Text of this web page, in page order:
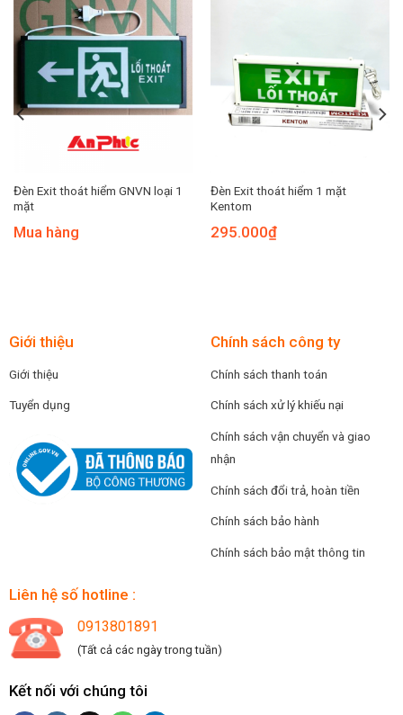
Đèn Exit thoát hiểm GNVN loại 1
mặt
Mua hàng
Đèn Exit thoát hiểm 1 mặt
Kentom
295.000₫
Giới thiệu
Giới thiệu
Tuyển dụng
Chính sách công ty
Chính sách thanh toán
Chính sách xử lý khiếu nại
Chính sách vận chuyển và giao
nhận
Chính sách đổi trả, hoàn tiền
Chính sách bảo hành
Chính sách bảo mật thông tin
Liên hệ số hotline :
0913801891
(Tất cả các ngày trong tuần)
Kết nối với chúng tôi